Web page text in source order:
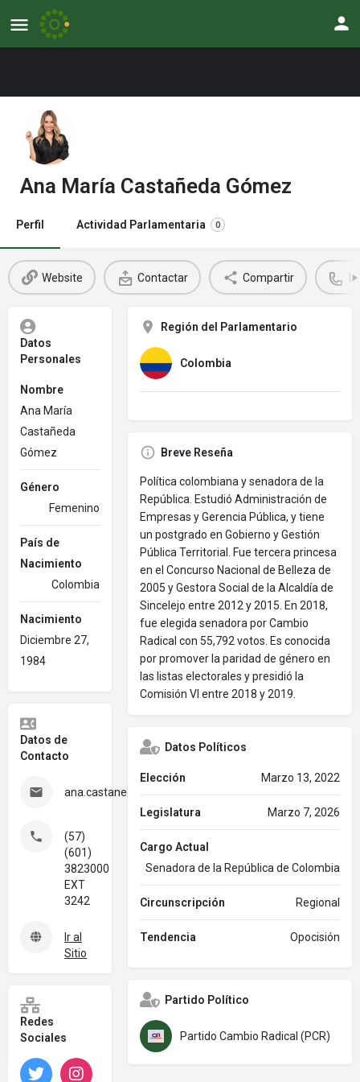
Ana María Castañeda Gómez
Perfil Actividad Parlamentaria 0
Website Contactar Compartir
Datos
Personales
Nombre
Ana María
Castañeda
Gómez
Género
Femenino
País de
Nacimiento
Colombia
Nacimiento
Diciembre 27,
1984
Datos de
Contacto
ana.castaneda@senado.gov.co
(57)
(601)
3823000
EXT
3242
Ir al
Sitio
Redes
Sociales
Twitter
Región del Parlamentario
Colombia
Breve Reseña
Política colombiana y senadora de la
República. Estudió Administración de
Empresas y Gerencia Pública, y tiene
un postgrado en Gobierno y Gestión
Pública Territorial. Fue tercera princesa
en el Concurso Nacional de Belleza de
2005 y Gestora Social de la Alcaldía de
Sincelejo entre 2012 y 2015. En 2018,
fue elegida senadora por Cambio
Radical con 55,792 votos. Es conocida
por promover la paridad de género en
las listas electorales y presidió la
Comisión VI entre 2018 y 2019.
Datos Políticos
Elección Marzo 13, 2022
Legislatura Marzo 7, 2026
Cargo Actual
Senadora de la República de Colombia
Circunscripción Regional
Tendencia Opocisión
Partido Político
Partido Cambio Radical (PCR)